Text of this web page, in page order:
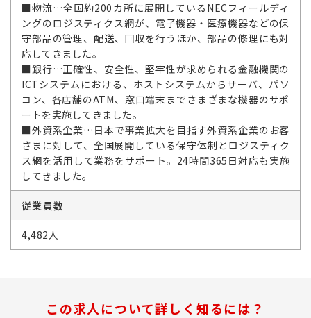
■物流…全国約200カ所に展開しているNECフィールディ
ングのロジスティクス網が、電子機器・医療機器などの保
守部品の管理、配送、回収を行うほか、部品の修理にも対
応してきました。
■銀行…正確性、安全性、堅牢性が求められる金融機関の
ICTシステムにおける、ホストシステムからサーバ、パソ
コン、各店舗のATM、窓口端末までさまざまな機器のサポ
ートを実施してきました。
■外資系企業…日本で事業拡大を目指す外資系企業のお客
さまに対して、全国展開している保守体制とロジスティク
ス網を活用して業務をサポート。24時間365日対応も実施
してきました。
従業員数
4,482人
この求人について詳しく知るには？